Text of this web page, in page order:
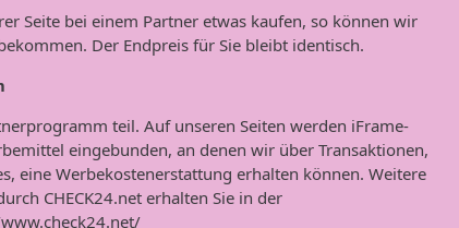
Seite bei einem Partner etwas kaufen, so können wir
Der Endpreis für Sie bleibt identisch.
teil. Auf unseren Seiten werden iFrame-
eingebunden, an denen wir über Transaktionen,
eine Werbekostenerstattung erhalten können. Weitere
CHECK24.net erhalten Sie in der